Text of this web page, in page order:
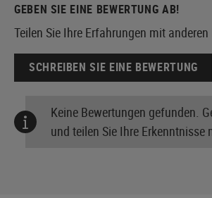
GEBEN SIE EINE BEWERTUNG AB!
Teilen Sie Ihre Erfahrungen mit anderen
SCHREIBEN SIE EINE BEWERTUNG
Keine Bewertungen gefunden.
und teilen Sie Ihre Erkenntnisse